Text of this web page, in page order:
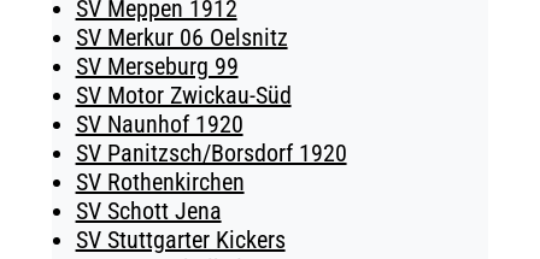
SV Meppen 1912
SV Merkur 06 Oelsnitz
SV Merseburg 99
SV Motor Zwickau-Süd
SV Naunhof 1920
SV Panitzsch/​Borsdorf 1920
SV Rothenkirchen
SV Schott Jena
SV Stuttgarter Kickers